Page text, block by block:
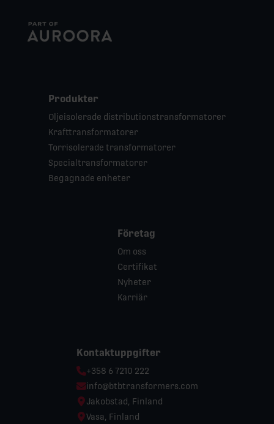
Produkter
Oljeisolerade distributionstransformatorer
Krafttransformatorer
Torrisolerade transformatorer
Specialtransformatorer
Begagnade enheter
Företag
Om oss
Certifikat
Nyheter
Karriär
Kontaktuppgifter
Phone:
+358 6 7210 222
Email:
info@btbtransformers.com
Location:
Jakobstad, Finland
Location:
Vasa, Finland